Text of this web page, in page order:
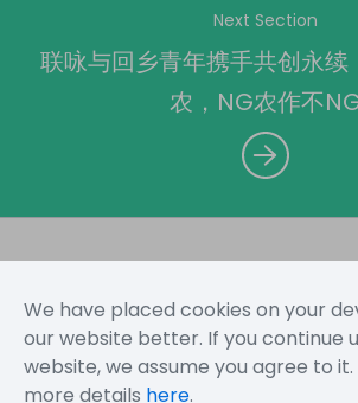
Next Section
联咏与回乡青年携手共创永续
农，NG农作不
网站地图 使用规定 隐私声明
We have placed cookies on your
our website better. If you continue
website, we assume you agree to
more details here.